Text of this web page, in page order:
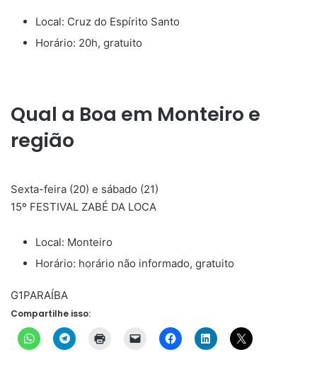
Local: Cruz do Espírito Santo
Horário: 20h, gratuito
Qual a Boa em Monteiro e
região
Sexta-feira (20) e sábado (21)
15º FESTIVAL ZABÉ DA LOCA
Local: Monteiro
Horário: horário não informado, gratuito
G1PARAÍBA
Compartilhe isso: